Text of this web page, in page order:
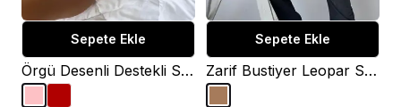
Sepete Ekle
Örgü Desenli Destekli Sütyen Takımı
Sepete Ekle
Zarif Bustiyer Leopar Sütyen Takımı